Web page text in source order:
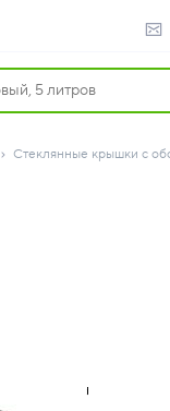
Стеклянные крышки с